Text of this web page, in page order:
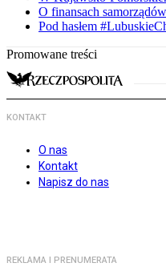
O finansach
Pod hasłem
Promowane treści
KONTAKT
O nas
Kontakt
Napisz do nas
REKLAMA I PRENUMERATA